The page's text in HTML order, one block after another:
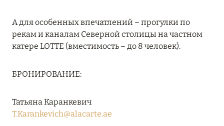
Подробнее
НАПИТКОВ ДЛЯ HB И FB
Подробнее
А для особенных впечатлений – прогулки по
рекам и каналам Северной столицы на частном
катере LOTTE (вместимость – до 8 человек).
БРОНИРОВАНИЕ:
Татьяна Каранкевич
T.Karankevich@alacarte.ae